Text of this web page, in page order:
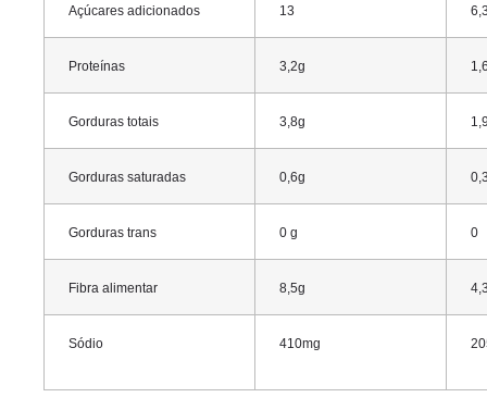
Açúcares adicionados 13
Proteínas 3,2g
Gorduras totais 3,8g
Gorduras saturadas 0,6g
Gorduras trans 0 g 0
Fibra alimentar 8,5g
Sódio 410mg